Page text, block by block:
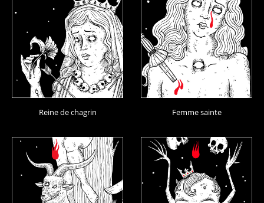
Reine de chagrin Femme sainte